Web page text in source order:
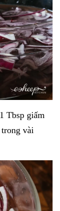
Tbsp giấm
vài